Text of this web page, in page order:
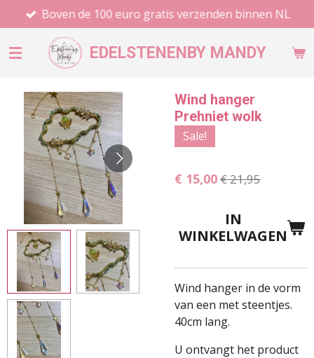
direct
naar
EDELSTENENBY MANDY
Boven de 100 euro gratis verzenden binnen NL
Wind hanger
Prehniet wolk
Sale!
€ 15,00€ 21,95
IN
WINKELWAGEN
Wind hanger in de vorm
van een met steentjes.
40cm lang.
U ontvangt het product